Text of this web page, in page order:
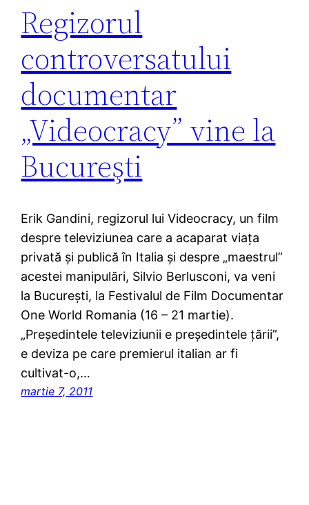
Regizorul
controversatului
documentar
„Videocracy” vine la
Bucureşti
Erik Gandini, regizorul lui Videocracy, un film
despre televiziunea care a acaparat viaţa
privată şi publică în Italia şi despre „maestrul”
acestei manipulări, Silvio Berlusconi, va veni
la Bucureşti, la Festivalul de Film Documentar
One World Romania (16 – 21 martie).
„Preşedintele televiziunii e preşedintele ţării”,
e deviza pe care premierul italian ar fi
cultivat-o,…
martie 7, 2011